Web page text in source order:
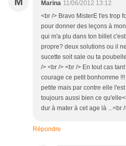
Marina 11/06/2012 13:12
<br /> Bravo MisterE t'es trop
pour donner des leçons à
qui m'a plu dans ton billet
propre? deux solutions ou il
sucette soit sale ou ta
/> <br /> <br /> En tout cas
courage ce petit bonhomme
petite mais par contre elle
toujours aussi bien ce
dur à mater à cet age là ...<br /
Répondre